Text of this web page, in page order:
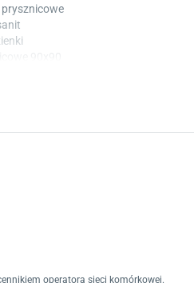
operatora sieci komórkowej.